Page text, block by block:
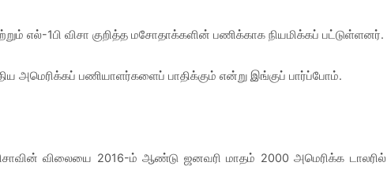
எல்-1பி விசா குறித்த மசோதாக்களின் பணிக்காக நியமிக்கப் பட்டுள்ளனர்.
அமெரிக்கப் பணியாளர்களைப் பாதிக்கும் என்று இங்குப் பார்ப்போம்.
விலையை 2016-ம் ஆண்டு ஜனவரி மாதம் 2000 அமெரிக்க டாலரில்